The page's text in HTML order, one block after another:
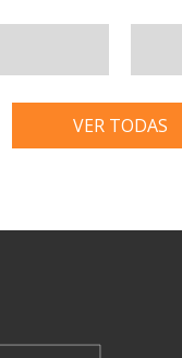
VER TODAS